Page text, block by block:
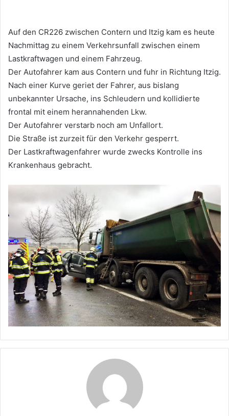
Auf den CR226 zwischen Contern und Itzig kam es heute
Nachmittag zu einem Verkehrsunfall zwischen einem
Lastkraftwagen und einem Fahrzeug.
Der Autofahrer kam aus Contern und fuhr in Richtung Itzig.
Nach einer Kurve geriet der Fahrer, aus bislang
unbekannter Ursache, ins Schleudern und kollidierte
frontal mit einem herannahenden Lkw.
Der Autofahrer verstarb noch am Unfallort.
Die Straße ist zurzeit für den Verkehr gesperrt.
Der Lastkraftwagenfahrer wurde zwecks Kontrolle ins
Krankenhaus gebracht.